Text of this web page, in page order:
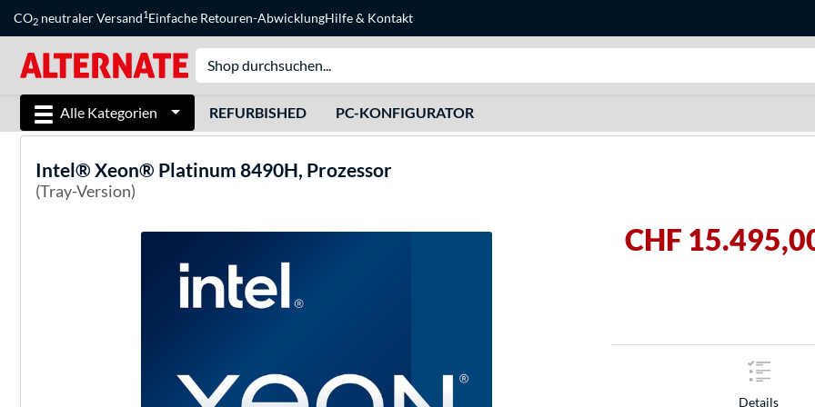
CO2 neutraler Versand1Einfache Retouren-AbwicklungHilfe& Kontakt
Alle Kategorien REFURBISHED PC-KONFIGURATOR
Intel® Xeon® Platinum 8490H, Prozessor
(Tray-Version)
CHF
Details